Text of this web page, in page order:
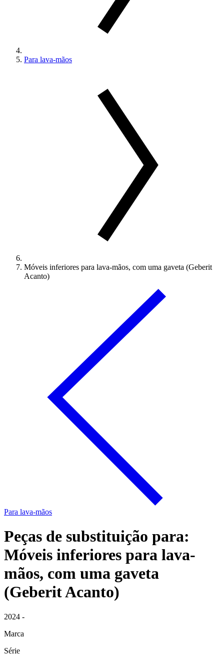
Para lava-mãos
Móveis inferiores para lava-mãos, com uma gaveta (Geberit
Acanto)
Para lava-mãos
Peças de substituição para:
Móveis inferiores para lava-
mãos, com uma gaveta
(Geberit Acanto)
2024 -
Marca
Série